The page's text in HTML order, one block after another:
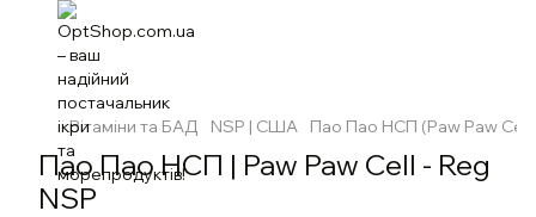
Вітаміни та БАД NSP | США Пао Пао НСП (Paw Paw Cell
Пао Пао НСП | Paw Paw Cell - Reg
NSP